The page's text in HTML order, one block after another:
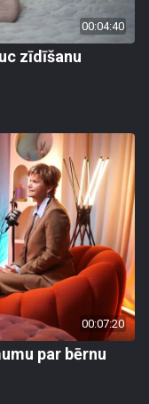
00:04:40
zīdīšanu
00:07:20
par bērnu